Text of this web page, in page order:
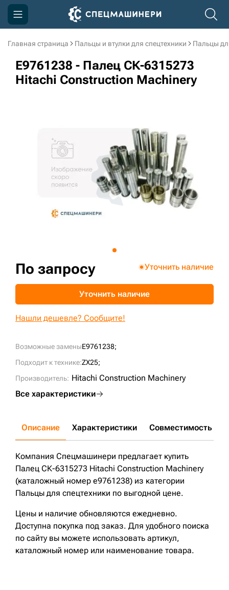
Главная страница Пальцы и втулки для спецтехники Пальцы
E9761238 - Палец СК-6315273
Hitachi Construction Machinery
Возможные заменыE9761238;
Подходит к технике:ZX25;
Производитель: Hitachi Construction Machinery
Все характеристики
По запросу Уточнить наличие
Уточнить наличие
Нашли дешевле? Сообщите!
Описание Характеристики Совместимость
Компания Спецмашинери предлагает купить
Палец СК-6315273 Hitachi Construction Machinery
(каталожный номер e9761238) из категории
Пальцы для спецтехники по выгодной цене.
Цены и наличие обновляются ежедневно.
Доступна покупка под заказ. Для удобного поиска
по сайту вы можете использовать артикул,
каталожный номер или наименование товара.
Компания
Акции
3D тур по производству
3D тур по складам
sksale@skdst.ru